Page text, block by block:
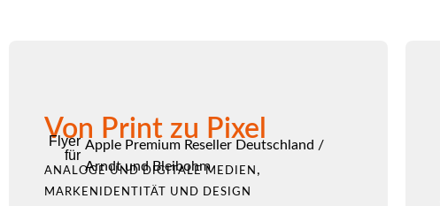
Von Print zu Pixel
Flyer
für
Apple Premium Reseller Deutschland /
Arndt und Bleibohm
ANALOGE UND DIGITALE MEDIEN ,
MARKENIDENTITÄT UND DESIGN